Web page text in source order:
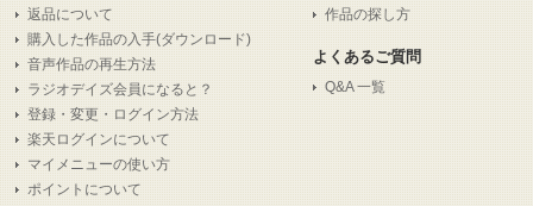
返品について
購入した作品の入手(ダウンロード)
音声作品の再生方法
ラジオデイズ会員になると？
登録・変更・ログイン方法
楽天ログインについて
マイメニューの使い方
ポイントについて
作品の探し方
よくあるご質問
Q&A 一覧